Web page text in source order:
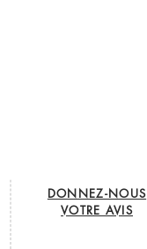
DONNEZ-NOUS
VOTRE AVIS